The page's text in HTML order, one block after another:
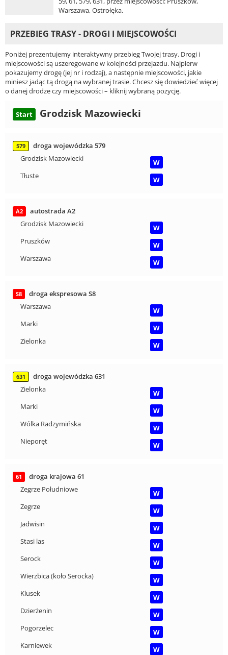
Warszawa, Ostrołęka.
PRZEBIEG TRASY - DROGI I MIEJSCOWOŚCI
Poniżej prezentujemy interaktywny przebieg Twojej trasy. Drogi i
miejscowości są uszeregowane w kolejności przejazdu. Najpierw
pokazujemy drogę (jej nr i rodzaj), a następnie miejscowości, jakie
miniesz jadąc tą drogą na wybranej trasie. Chcesz się dowiedzieć więcej
o danej drodze czy miejscowości – kliknij wybraną pozycję.
Start Grodzisk Mazowiecki
579
droga wojewódzka 579
Grodzisk Mazowiecki
W
Tłuste
W
A2
autostrada A2
Grodzisk Mazowiecki
W
Pruszków
W
Warszawa
W
S8
droga ekspresowa S8
Warszawa
W
Marki
W
Zielonka
W
631
droga wojewódzka 631
Zielonka
W
Marki
W
Wólka Radzymińska
W
Nieporęt
W
61
droga krajowa 61
Zegrze Południowe
W
Zegrze
W
Jadwisin
W
Stasi las
W
Serock
W
Wierzbica (koło Serocka)
W
Klusek
W
Dzierżenin
W
Pogorzelec
W
Karniewek
W